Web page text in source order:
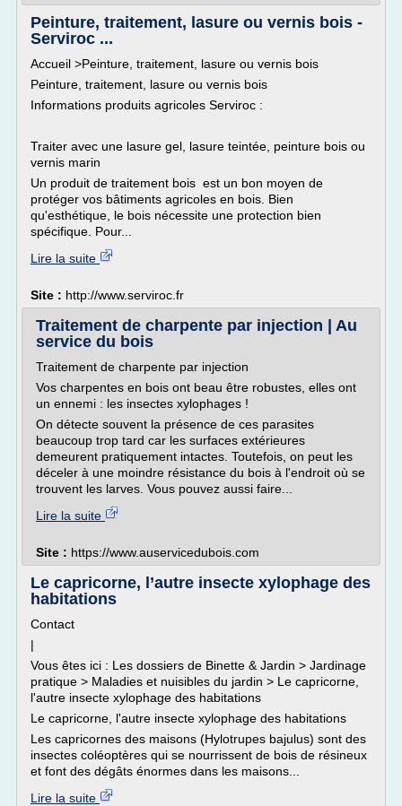
Peinture, traitement, lasure ou vernis bois -
Serviroc ...
Accueil >Peinture, traitement, lasure ou vernis bois
Peinture, traitement, lasure ou vernis bois
Informations produits agricoles Serviroc :
Traiter avec une lasure gel, lasure teintée, peinture bois ou
vernis marin
Un produit de traitement bois est un bon moyen de
protéger vos bâtiments agricoles en bois. Bien
qu'esthétique, le bois nécessite une protection bien
spécifique. Pour...
Lire la suite
Site : http://www.serviroc.fr
Traitement de charpente par injection | Au
service du bois
Traitement de charpente par injection
Vos charpentes en bois ont beau être robustes, elles ont
un ennemi : les insectes xylophages !
On détecte souvent la présence de ces parasites
beaucoup trop tard car les surfaces extérieures
demeurent pratiquement intactes. Toutefois, on peut les
déceler à une moindre résistance du bois à l'endroit où se
trouvent les larves. Vous pouvez aussi faire...
Lire la suite
Site : https://www.auservicedubois.com
Le capricorne, l’autre insecte xylophage des
habitations
Contact
|
Vous êtes ici : Les dossiers de Binette & Jardin > Jardinage
pratique > Maladies et nuisibles du jardin > Le capricorne,
l'autre insecte xylophage des habitations
Le capricorne, l'autre insecte xylophage des habitations
Les capricornes des maisons (Hylotrupes bajulus) sont des
insectes coléoptères qui se nourrissent de bois de résineux
et font des dégâts énormes dans les maisons...
Lire la suite